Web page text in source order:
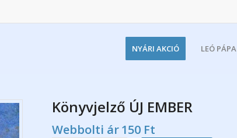
NYÁRI AKCIÓ LEÓ PÁPA
Könyvjelző ÚJ EMBER
Webbolti ár150 Ft